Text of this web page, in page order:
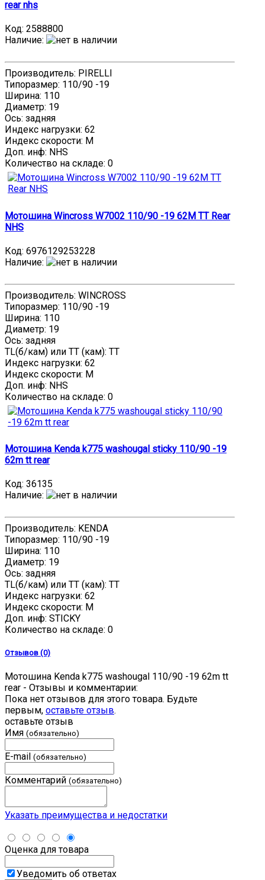
rear nhs
Код: 2588800
Наличие:
Производитель: PIRELLI
Типоразмер: 110/90 -19
Ширина: 110
Диаметр: 19
Ось: задняя
Индекс нагрузки: 62
Индекс скорости: M
Доп. инф: NHS
Количество на складе: 0
Мотошина Wincross W7002 110/90 -19 62M TT Rear
NHS
Код: 6976129253228
Наличие:
Производитель: WINCROSS
Типоразмер: 110/90 -19
Ширина: 110
Диаметр: 19
Ось: задняя
TL(б/кам) или TT (кам): TT
Индекс нагрузки: 62
Индекс скорости: M
Доп. инф: NHS
Количество на складе: 0
Мотошина Kenda k775 washougal sticky 110/90 -19
62m tt rear
Код: 36135
Наличие:
Производитель: KENDA
Типоразмер: 110/90 -19
Ширина: 110
Диаметр: 19
Ось: задняя
TL(б/кам) или TT (кам): TT
Индекс нагрузки: 62
Индекс скорости: M
Доп. инф: STICKY
Количество на складе: 0
Отзывов (0)
Мотошина Kenda k775 washougal 110/90 -19 62m tt
rear - Отзывы и комментарии:
Пока нет отзывов для этого товара. Будьте
первым, оставьте отзыв.
оставьте отзыв
Имя (обязательно)
E-mail (обязательно)
Комментарий (обязательно)
Указать преимущества и недостатки
Оценка для товара
Уведомить об ответах